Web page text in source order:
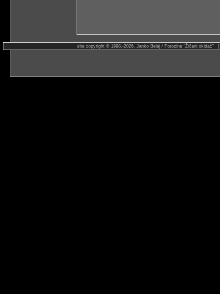
site copyright © 1998.-2026. Janko Belaj / Fotozine "Žičani okidač"